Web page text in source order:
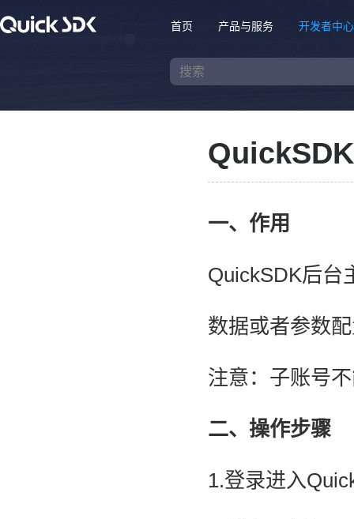
首页 产品与服务 开发者中心
一、作用
QuickSDK后台
数据或者参数
注意： 子账号
二、操作步骤
1.登录进入